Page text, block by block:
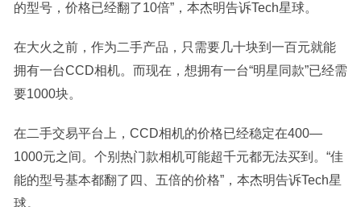
的型号，价格已经翻了10倍”，本杰明告诉Tech星球。
在大火之前，作为二手产品，只需要几十块到一百元就能
拥有一台CCD相机。而现在，想拥有一台“明星同款”已经需
要1000块。
在二手交易平台上，CCD相机的价格已经稳定在400—
1000元之间。个别热门款相机可能超千元都无法买到。“佳
能的型号基本都翻了四、五倍的价格”，本杰明告诉Tech星
球。